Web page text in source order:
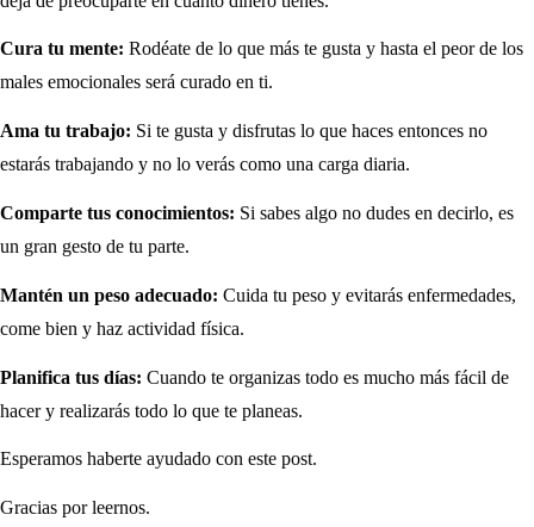
Cura tu mente: Rodéate de lo que más te gusta y hasta el peor de los
males emocionales será curado en ti.
Ama tu trabajo: Si te gusta y disfrutas lo que haces entonces no
estarás trabajando y no lo verás como una carga diaria.
Comparte tus conocimientos: Si sabes algo no dudes en decirlo, es
un gran gesto de tu parte.
Mantén un peso adecuado: Cuida tu peso y evitarás enfermedades,
come bien y haz actividad física.
Planifica tus días: Cuando te organizas todo es mucho más fácil de
hacer y realizarás todo lo que te planeas.
Esperamos haberte ayudado con este post.
Gracias por leernos.